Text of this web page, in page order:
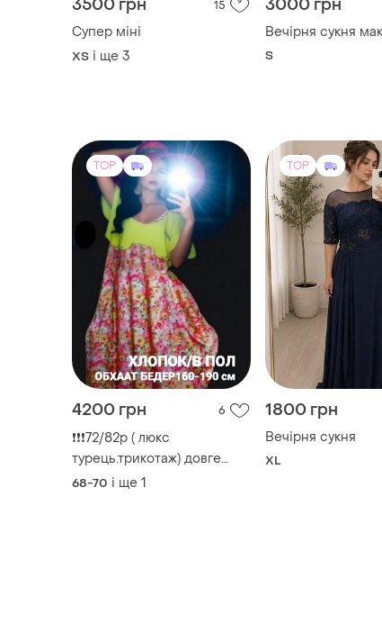
3500 грн 15
Супер міні
ХS і ще 3
3000 грн
Вечірня сукня
S
TOP
4200 грн 6
❗❗❗72/82р ( люкс
турець.трикотаж) довге
плаття великого розміру
68-70 і ще 1
TOP
1800 грн
Вечірня сукня
XL